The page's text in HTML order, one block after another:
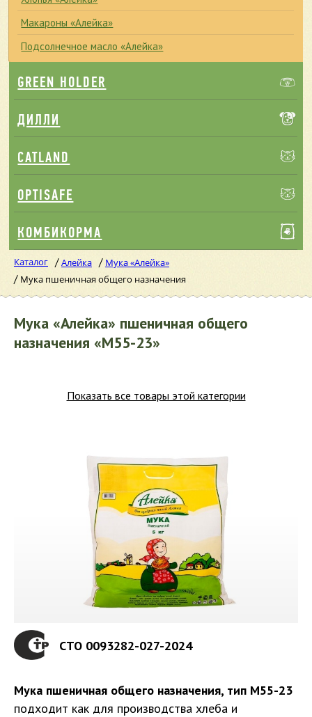
Макароны «Алейка»
Подсолнечное масло «Алейка»
GREEN HOLDER
ДИЛЛИ
CATLAND
OPTISAFE
КОМБИКОРМА
Каталог /Алейка / Мука «Алейка»
/ Мука пшеничная общего назначения
Мука «Алейка» пшеничная общего
назначения «М55-23»
СТО 0093282-027-2024
Мука пшеничная общего назначения, тип М55-23
подходит как для производства хлеба и